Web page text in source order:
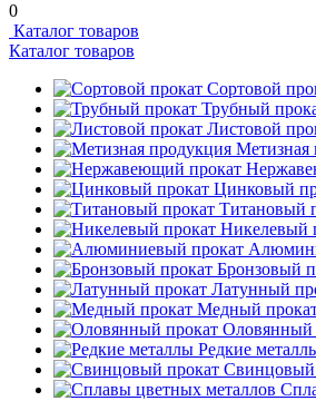
0
Каталог товаров
Каталог товаров
Сортовой
Трубный
Листовой
Метизная
Цинковый
Титановый
Никелевый
Бронзовый
Латунный
Медный
Оловянный
Редкие
Свинцовый